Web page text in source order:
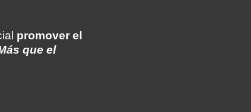
promover el
que el